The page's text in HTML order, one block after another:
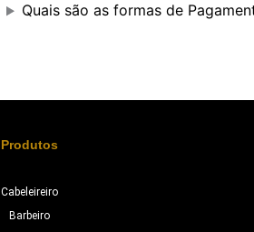
Quais são as formas de
Produtos
Cabeleireiro
Barbeiro